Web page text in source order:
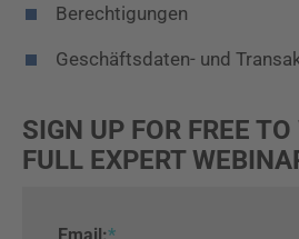
Berechtigungen
Geschäftsdaten- und
SIGN UP FOR FREE
FULL EXPERT